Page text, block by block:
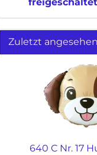
Zuletzt angesehen
640 C Nr. 17